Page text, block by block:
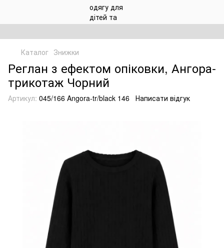
Каталог Знижки
Реглан з ефектом опіковки, Ангора-
трикотаж Чорний
Артикул: 045/166 Angora-tr/black 146 Написати відгук